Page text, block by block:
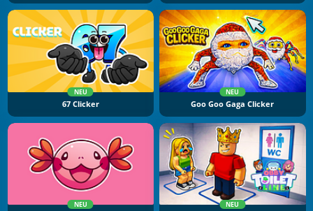
NEU
67 Clicker
NEU
Goo Goo Gaga Clicker
NEU NEU